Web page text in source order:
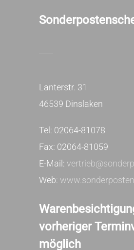
Lanterstr. 31
46539 Dinslaken
Tel: 02064-81078
Fax: 02064-81059
E-Mail:
Web:
vorheriger
möglich